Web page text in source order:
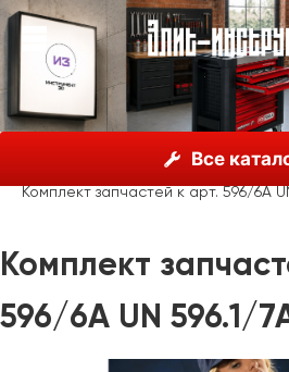
Все
Unior, Словения
Ножницы, болторезы
Болторезы
Комплект запчастей к арт. 596/6A
Комплект
596/6A UN 596.1/